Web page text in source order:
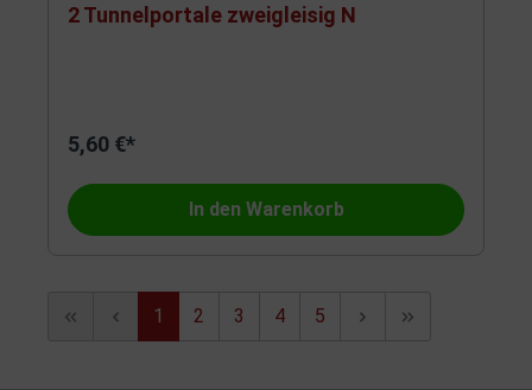
2 Tunnelportale zweigleisig N
5,60 €*
In den Warenkorb
1 2 3 4 5